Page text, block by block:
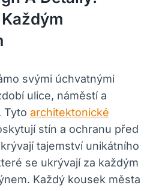
svými úchvatnými
ulice, náměstí a
Tyto architektonické
stín a ochranu před
tajemství unikátního
se ukrývají za každým
Každý kousek města